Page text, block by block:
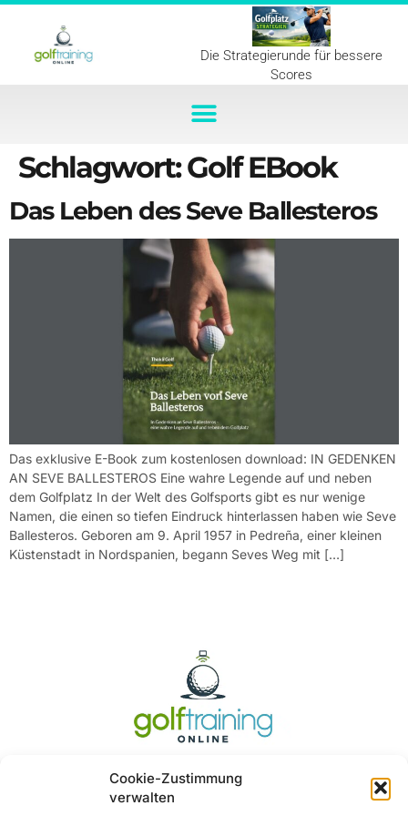
Cookie-Zustimmung
verwalten
Die Strategierunde für bessere
Scores
Schlagwort:Golf EBook
Das Leben des Seve Ballesteros
Das exklusive E-Book zum kostenlosen download: IN GEDENKEN
AN SEVE BALLESTEROS Eine wahre Legende auf und neben
dem Golfplatz In der Welt des Golfsports gibt es nur wenige
Namen, die einen so tiefen Eindruck hinterlassen haben wie Seve
Ballesteros. Geboren am 9. April 1957 in Pedreña, einer kleinen
Küstenstadt in Nordspanien, begann Seves Weg mit […]